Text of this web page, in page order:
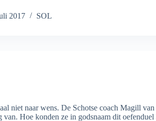
2017 SOL
niet naar wens. De Schotse coach Magill
van. Hoe konden ze in godsnaam dit